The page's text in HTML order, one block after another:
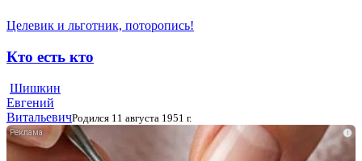
Целевик и льготник, поторопись!
Кто есть кто
Шишкин
Евгений
ВитальевичРодился 11 августа 1951 г.
i